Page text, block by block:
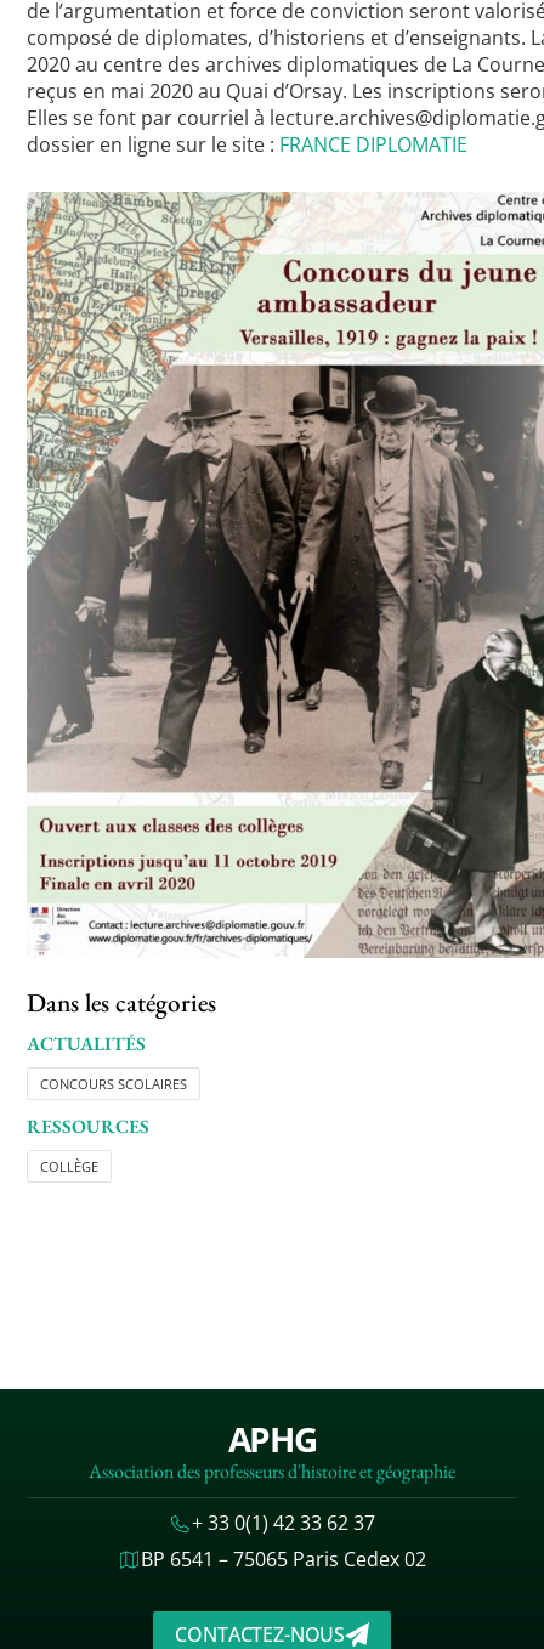
de l’argumentation et force de conviction seront
composé de diplomates, d’historiens et d’enseignants.
2020 au centre des archives diplomatiques de La
reçus en mai 2020 au Quai d’Orsay. Les inscriptions
Elles se font par courriel à
dossier en ligne sur le site : FRANCE DIPLOMATIE
Dans les catégories
ACTUALITÉS
CONCOURS SCOLAIRES
RESSOURCES
COLLÈGE
APHG
Association des professeurs d'histoire et géographie
+ 33 0(1) 42 33 62 37
BP 6541 – 75065 Paris Cedex 02
CONTACTEZ-NOUS